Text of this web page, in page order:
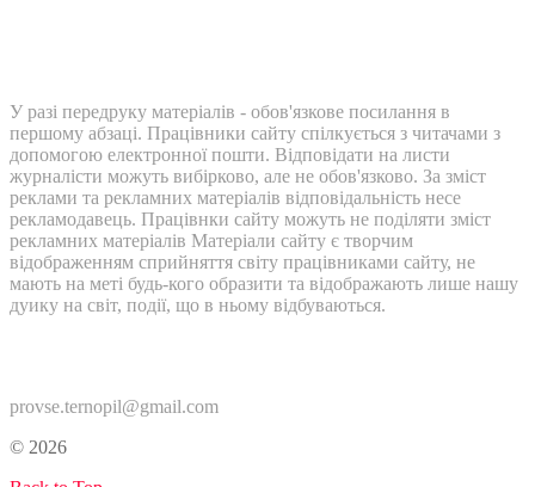
У разі передруку матеріалів - обов'язкове посилання в
першому абзаці. Працівники сайту спілкується з читачами з
допомогою електронної пошти. Відповідати на листи
журналісти можуть вибірково, але не обов'язково. За зміст
реклами та рекламних матеріалів відповідальність несе
рекламодавець. Працівнки сайту можуть не поділяти зміст
рекламних матеріалів Матеріали сайту є творчим
відображенням сприйняття світу працівниками сайту, не
мають на меті будь-кого образити та відображають лише нашу
дуику на світ, події, що в ньому відбуваються.
provse.ternopil@gmail.com
© 2026